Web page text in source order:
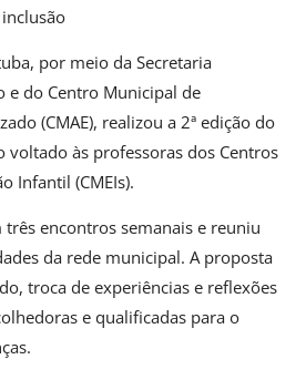
por meio da Secretaria
e do Centro Municipal de
(CMAE), realizou a 2ª edição do
voltado às professoras dos Centros
Infantil (CMEIs).
três encontros semanais e reuniu
da rede municipal. A proposta
troca de experiências e reflexões
e qualificadas para o